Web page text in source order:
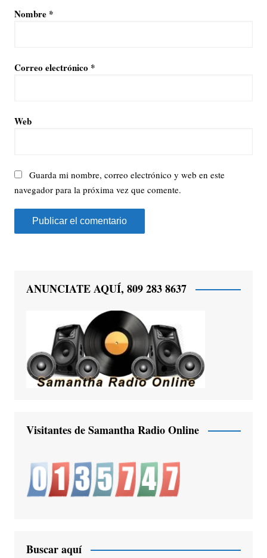
Nombre *
Correo electrónico *
Web
Guarda mi nombre, correo electrónico y web en este
navegador para la próxima vez que comente.
ANUNCIATE AQUÍ, 809 283 8637
Visitantes de Samantha Radio Online
Buscar aquí